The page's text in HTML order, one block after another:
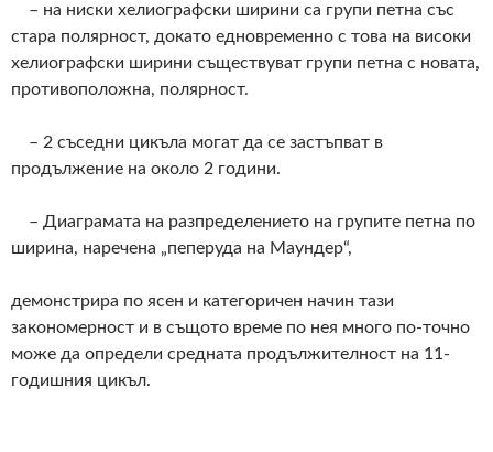
– на ниски хелиографски ширини са групи петна със
стара полярност, докато едновременно с това на високи
хелиографски ширини съществуват групи петна с новата,
противоположна, полярност.
– 2 съседни цикъла могат да се застъпват в
продължение на около 2 години.
– Диаграмата на разпределението на групите петна по
ширина, наречена „пеперуда на Маундер“,
демонстрира по ясен и категоричен начин тази
закономерност и в същото време по нея много по-точно
може да определи средната продължителност на 11-
годишния цикъл.